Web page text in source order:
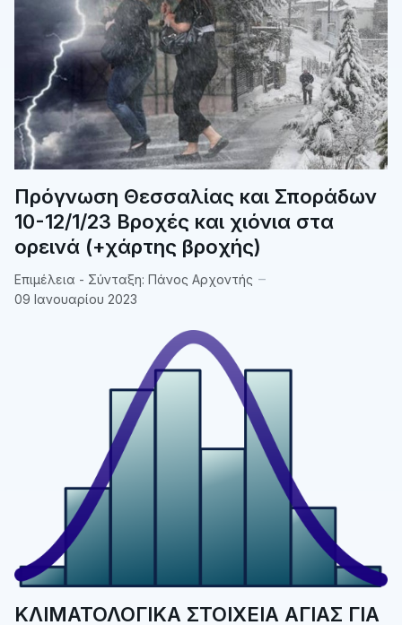
Πρόγνωση Θεσσαλίας και Σποράδων
10-12/1/23 Βροχές και χιόνια στα
ορεινά (+χάρτης βροχής)
Επιμέλεια - Σύνταξη: Πάνος Αρχοντής
09 Ιανουαρίου 2023
ΚΛΙΜΑΤΟΛΟΓΙΚΑ ΣΤΟΙΧΕΙΑ ΑΓΙΑΣ ΓΙΑ